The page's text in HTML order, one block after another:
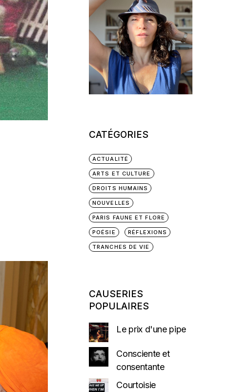
CATÉGORIES
ACTUALITÉ
ARTS ET CULTURE
DROITS HUMAINS
NOUVELLES
PARIS FAUNE ET FLORE
POÉSIE RÉFLEXIONS
TRANCHES DE VIE
CAUSERIES
POPULAIRES
Le prix d'une pipe
Consciente et
consentante
Courtoisie